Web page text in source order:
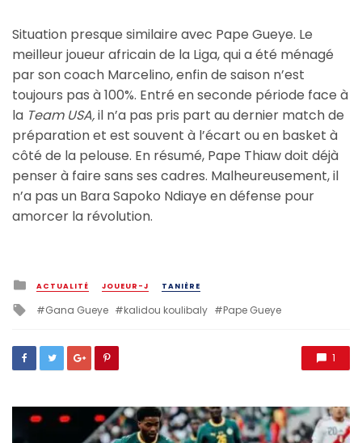
Situation presque similaire avec Pape Gueye. Le
meilleur joueur africain de la Liga, qui a été ménagé
par son coach Marcelino, enfin de saison n’est
toujours pas à 100%. Entré en seconde période face à
la Team USA,il n’a pas pris part au dernier match de
préparation et est souvent à l’écart ou en basket à
côté de la pelouse. En résumé, Pape Thiaw doit déjà
penser à faire sans ses cadres. Malheureusement, il
n’a pas un Bara Sapoko Ndiaye en défense pour
amorcer la révolution.
Posted
in
ACTUALITÉ JOUEUR-J TANIÈRE
Tagged
Gana Gueye kalidou koulibaly Pape Gueye
1